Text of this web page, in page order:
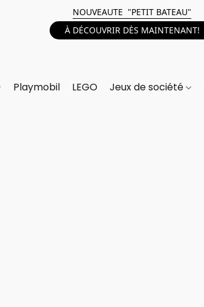
NOUVEAUTE "PETIT BATEAU"
À DÉCOUVRIR DÈS MAINTENANT!
Playmobil LEGO Jeux de société